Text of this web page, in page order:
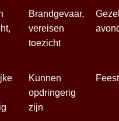
Brandgevaar,
vereisen
toezicht
Kunnen
opdringerig
zijn